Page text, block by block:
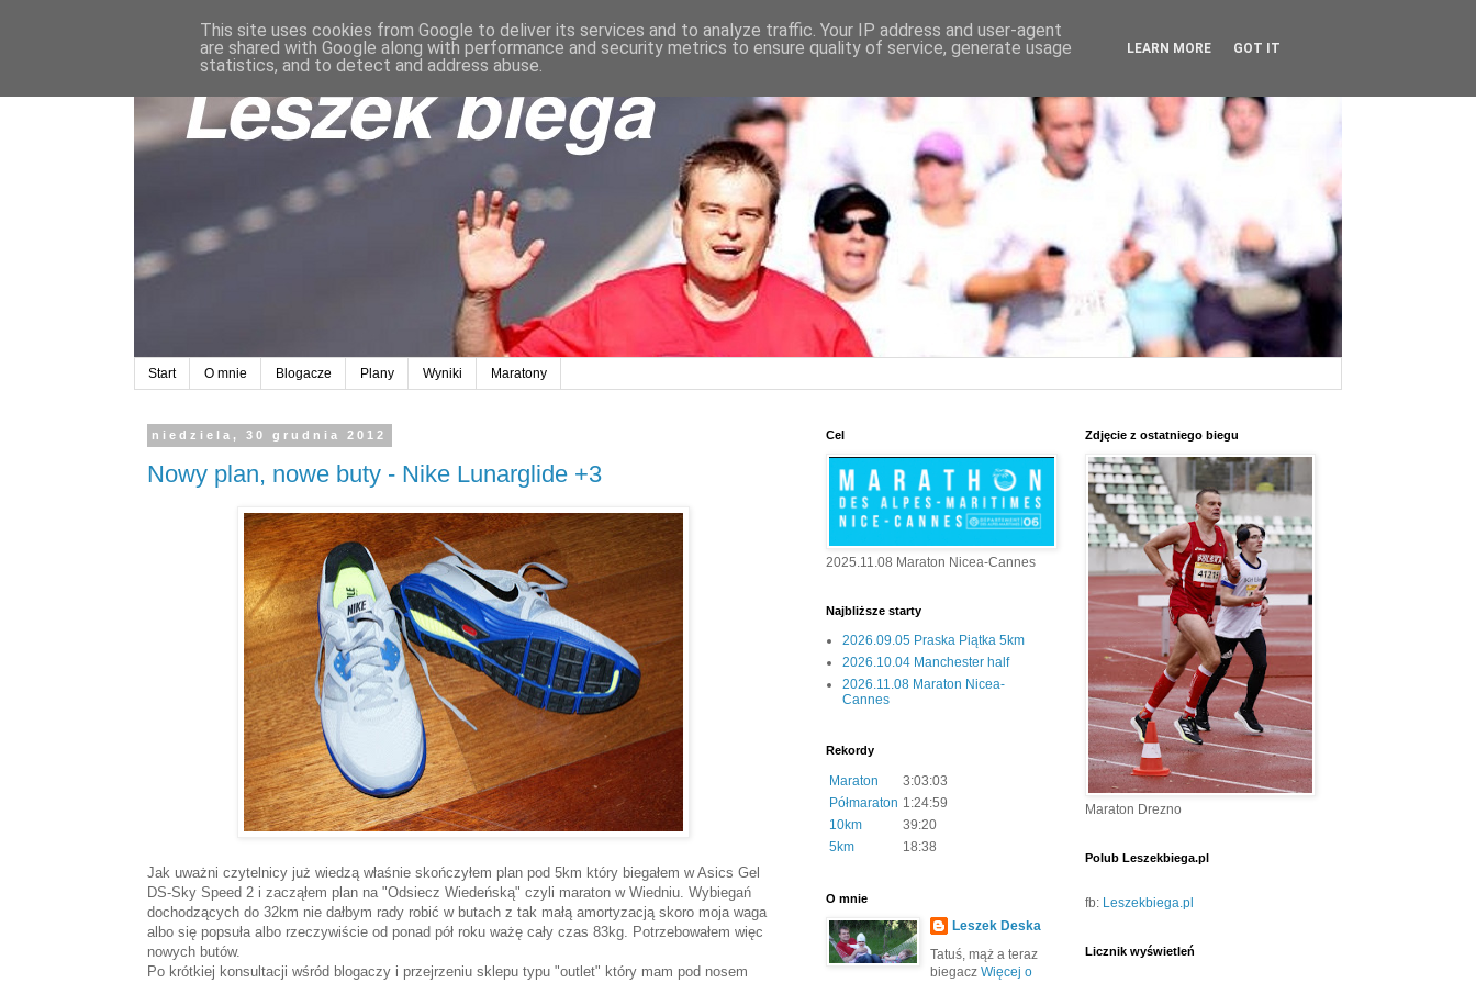
Start O mnie Blogacze Plany Wyniki Maratony
niedziela, 30 grudnia 2012
Nowy plan, nowe buty - Nike Lunarglide +3
Jak uważni czytelnicy już wiedzą właśnie skończyłem plan pod 5km który biegałem w Asics Gel
DS-Sky Speed 2 i zacząłem plan na "Odsiecz Wiedeńską" czyli maraton w Wiedniu. Wybiegań
dochodzących do 32km nie dałbym rady robić w butach z tak małą amortyzacją skoro moja waga
albo się popsuła albo rzeczywiście od ponad pół roku ważę cały czas 83kg. Potrzebowałem więc
nowych butów.
Po krótkiej konsultacji wśród blogaczy i przejrzeniu sklepu typu "outlet" który mam pod nosem
Cel
2025.11.08 Maraton Nicea-Cannes
Najbliższe starty
2026.09.05 Praska Piątka 5km
2026.10.04 Manchester half
2026.11.08 Maraton Nicea-
Cannes
Rekordy
Maraton
3:03:03
Półmaraton 1:24:59
10km
39:20
5km
18:38
O mnie
Leszek Deska
Tatuś, mąż a teraz
biegacz Więcej o
Zdjęcie z ostatniego biegu
Maraton Drezno
Polub Leszekbiega.pl
fb: Leszekbiega.pl
Licznik wyświetleń
This site uses cookies from Google to deliver its services and to analyze traffic. Your IP address and user-agent
are shared with Google along with performance and security metrics to ensure quality of service, generate usage
statistics, and to detect and address abuse.
LEARN MORE GOT IT